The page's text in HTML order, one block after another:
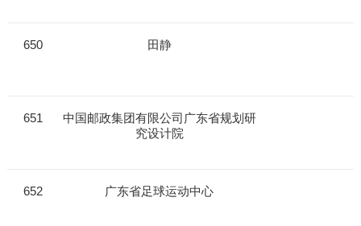
650 田静
651
中国邮政集团有限公司广东省规划研
究设计院
652 广东省足球运动中心